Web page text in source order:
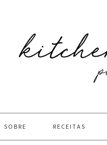
SOBRE RECEITAS